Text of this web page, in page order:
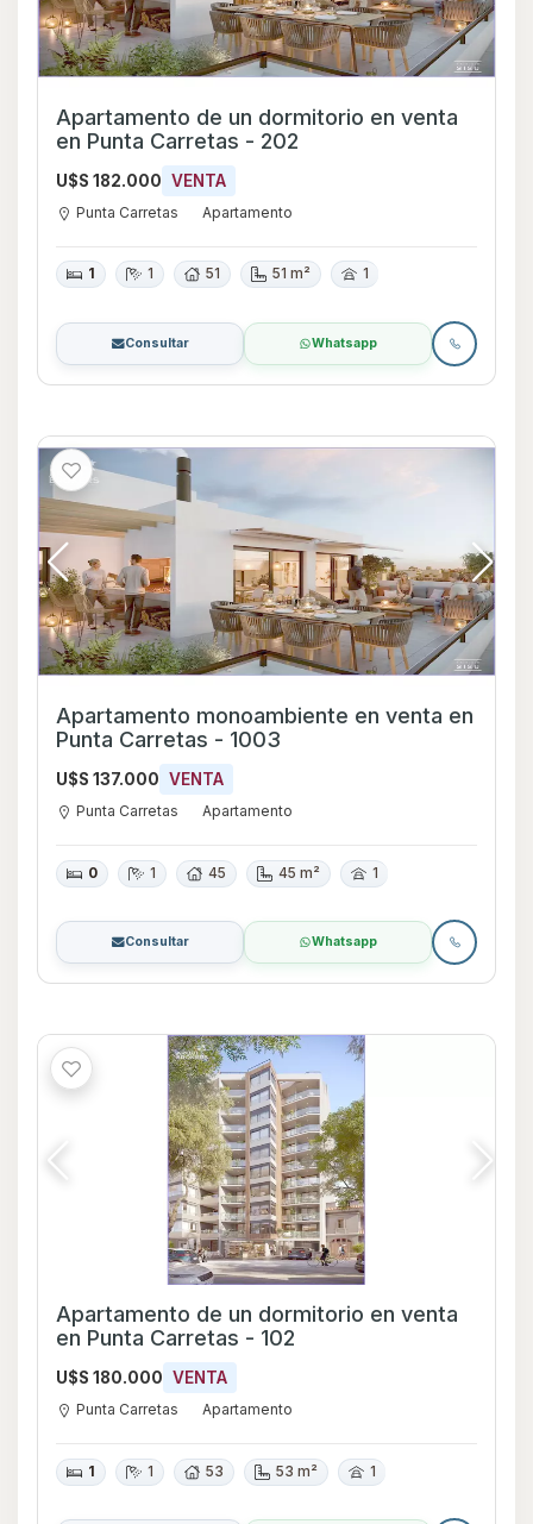
Apartamento de un dormitorio en venta
en Punta Carretas - 202
U$S 182.000 VENTA
Punta Carretas Apartamento
1 1 51 51 m² 1
Consultar Whatsapp
Apartamento monoambiente en venta en
Punta Carretas - 1003
U$S 137.000 VENTA
Punta Carretas Apartamento
0 1 45 45 m² 1
Consultar Whatsapp
Apartamento de un dormitorio en venta
en Punta Carretas - 102
U$S 180.000 VENTA
Punta Carretas Apartamento
1 1 53 53 m² 1